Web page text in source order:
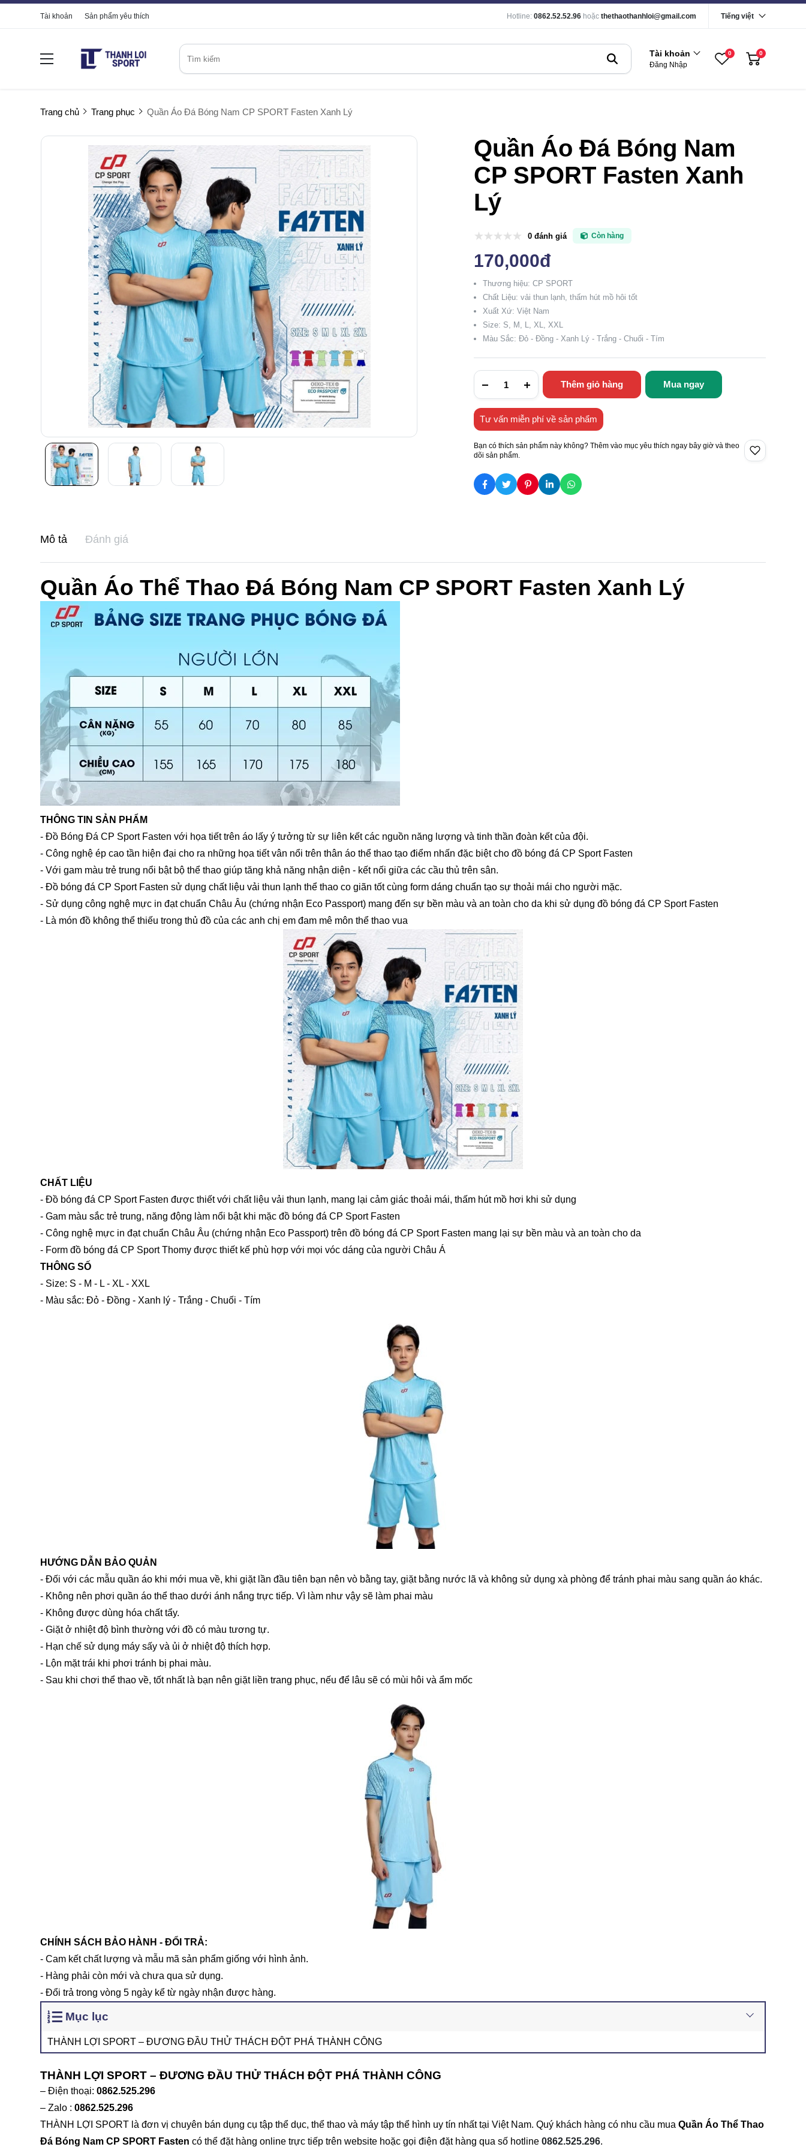
Tài khoản Sản phẩm yêu thích Hotline: 0862.52.52.96 hoặc thethaothanhloi@gmail.com Tiếng việt
Tài khoản
Đăng Nhập
0 0
Trang chủ Trang phục Quần Áo Đá Bóng Nam CP SPORT Fasten Xanh Lý
Quần Áo Đá Bóng Nam
CP SPORT Fasten Xanh
Lý
0 đánh giá Còn hàng
170,000đ
Thương hiệu: CP SPORT
Chất Liệu: vải thun lạnh, thấm hút mồ hôi tốt
Xuất Xứ: Việt Nam
Size: S, M, L, XL, XXL
Màu Sắc: Đỏ - Đồng - Xanh Lý - Trắng - Chuối - Tím
Thêm giỏ hàng Mua ngay
Tư vấn miễn phí về sản phẩm
Bạn có thích sản phẩm này không? Thêm vào mục yêu thích ngay bây giờ và theo
dõi sản phẩm.
Mô tả Đánh giá
Quần Áo Thể Thao Đá Bóng Nam CP SPORT Fasten Xanh Lý
THÔNG TIN SẢN PHẨM
- Đồ Bóng Đá CP Sport Fasten với họa tiết trên áo lấy ý tưởng từ sự liên kết các nguồn năng lượng và tinh thần đoàn kết của đội.
- Công nghệ ép cao tần hiện đại cho ra những họa tiết vân nổi trên thân áo thể thao tạo điểm nhấn đặc biệt cho đồ bóng đá CP Sport Fasten
- Với gam màu trẻ trung nổi bật bộ thể thao giúp tăng khả năng nhận diện - kết nối giữa các cầu thủ trên sân.
- Đồ bóng đá CP Sport Fasten sử dụng chất liệu vải thun lạnh thể thao co giãn tốt cùng form dáng chuẩn tạo sự thoải mái cho người mặc.
- Sử dụng công nghệ mực in đạt chuẩn Châu Âu (chứng nhận Eco Passport) mang đến sự bền màu và an toàn cho da khi sử dụng đồ bóng đá CP Sport Fasten
- Là món đồ không thể thiếu trong thủ đồ của các anh chị em đam mê môn thể thao vua
CHẤT LIỆU
- Đồ bóng đá CP Sport Fasten được thiết với chất liệu vải thun lạnh, mang lại cảm giác thoải mái, thấm hút mồ hơi khi sử dụng
- Gam màu sắc trẻ trung, năng động làm nổi bật khi mặc đồ bóng đá CP Sport Fasten
- Công nghệ mực in đạt chuẩn Châu Âu (chứng nhận Eco Passport) trên đồ bóng đá CP Sport Fasten mang lại sự bền màu và an toàn cho da
- Form đồ bóng đá CP Sport Thomy được thiết kế phù hợp với mọi vóc dáng của người Châu Á
THÔNG SỐ
- Size: S - M - L - XL - XXL
- Màu sắc: Đỏ - Đồng - Xanh lý - Trắng - Chuối - Tím
HƯỚNG DẪN BẢO QUẢN
- Đối với các mẫu quần áo khi mới mua về, khi giặt lần đầu tiên bạn nên vò bằng tay, giặt bằng nước lã và không sử dụng xà phòng để tránh phai màu sang quần áo khác.
- Không nên phơi quần áo thể thao dưới ánh nắng trực tiếp. Vì làm như vậy sẽ làm phai màu
- Không được dùng hóa chất tẩy.
- Giặt ở nhiệt độ bình thường với đồ có màu tương tự.
- Hạn chế sử dụng máy sấy và ủi ở nhiệt độ thích hợp.
- Lộn mặt trái khi phơi tránh bị phai màu.
- Sau khi chơi thể thao về, tốt nhất là bạn nên giặt liền trang phục, nếu để lâu sẽ có mùi hôi và ẩm mốc
CHÍNH SÁCH BẢO HÀNH - ĐỔI TRẢ:
- Cam kết chất lượng và mẫu mã sản phẩm giống với hình ảnh.
- Hàng phải còn mới và chưa qua sử dụng.
- Đổi trả trong vòng 5 ngày kể từ ngày nhận được hàng.
Mục lục
THÀNH LỢI SPORT – ĐƯƠNG ĐẦU THỬ THÁCH ĐỘT PHÁ THÀNH CÔNG
THÀNH LỢI SPORT – ĐƯƠNG ĐẦU THỬ THÁCH ĐỘT PHÁ THÀNH CÔNG
– Điện thoại: 0862.525.296
– Zalo : 0862.525.296
THÀNH LỢI SPORT là đơn vị chuyên bán dụng cụ tập thể dục, thể thao và máy tập thể hình uy tín nhất tại Việt Nam. Quý khách hàng có nhu cầu mua Quần Áo Thể Thao
Đá Bóng Nam CP SPORT Fasten có thể đặt hàng online trực tiếp trên website hoặc gọi điện đặt hàng qua số hotline 0862.525.296.